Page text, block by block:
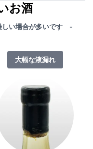
お酒
しい場合が多いです -
大幅な液漏れ